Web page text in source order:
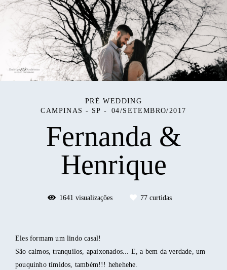
PRÉ WEDDING
CAMPINAS - SP
04/SETEMBRO/2017
Fernanda &
Henrique
1641 visualizações 77 curtidas
Eles formam um lindo casal!
São calmos, tranquilos, apaixonados... E, a bem da verdade, um
pouquinho tímidos, também!!! hehehehe.